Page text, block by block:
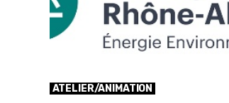
ATELIER/ANIMATION